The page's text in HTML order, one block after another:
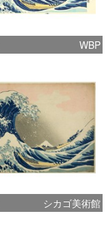
WBP
シカゴ美術館